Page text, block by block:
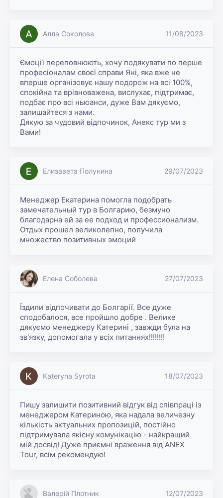
Алла Соколова 11/08/2023
Ємоції переповнюють, хочу подякувати по перше
професіоналам своєї справи Яні, яка вже не
вперше організовує нашу подорож на всі 100%,
спокійна та врівноважена, вислухає, підтримає,
подбає про всі ньюанси, дуже Вам дякуємо,
залишайтеся з нами.
Дякую за чудовий відпочинок, Анекс тур ми з
Вами!
Елизавета Полунина 29/07/2023
Менеджер Екатерина помогла подобрать
замечательный тур в Болгарию, безмуно
благодарна ей за ее подход и профессионализм.
Отдых прошел великолепно, получила
Елена Соболева 27/07/2023
Їздили відпочивати до Болгарії. Все дуже
сподобалося, все пройшло добре . Велике
дякуємо менеджеру Катерині , завжди була на
зв'язку, допомогала у всіх питаннях!!!!!!!!
Kateryna Syrota 18/07/2023
Пишу залишити позитивний відгук від співпраці із
менеджером Катериною, яка надала величезну
кількість актуальних пропозицій, постійно
підтримувала якісну комунікацію - найкращий
мій досвід! Дуже приємні враження від ANEX
Tour, всім рекомендую!
Валерій Плотник 12/07/2023